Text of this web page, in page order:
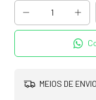
MEIOS DE ENVIO